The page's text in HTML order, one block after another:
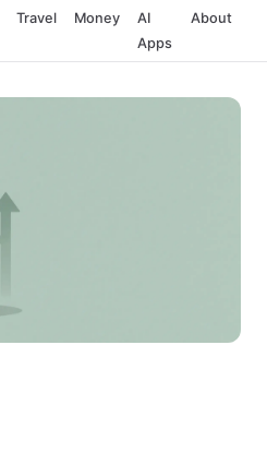
Travel Money
AI
Apps
About